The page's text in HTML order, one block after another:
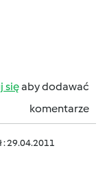
sięaby dodawać
komentarze
: 29.04.2011